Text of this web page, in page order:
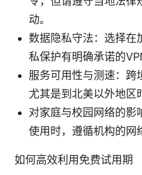
动。
数据隐私守法：选择在
私保护有明确承诺的
服务可用性与测速：跨
尤其是到北美以外地区
对家庭与校园网络的影
使用时，遵循机构的网
如何高效利用免费试用期